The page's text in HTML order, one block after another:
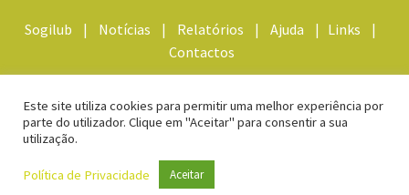
Sogilub | Notícias | Relatórios | Ajuda | Links
|
Contactos
Este site utiliza cookies para permitir uma melhor experiência por
parte do utilizador. Clique em "Aceitar" para consentir a sua
utilização.
Política de Privacidade Aceitar